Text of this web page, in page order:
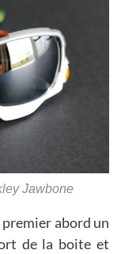
Jawbone
abord un
de la boite et